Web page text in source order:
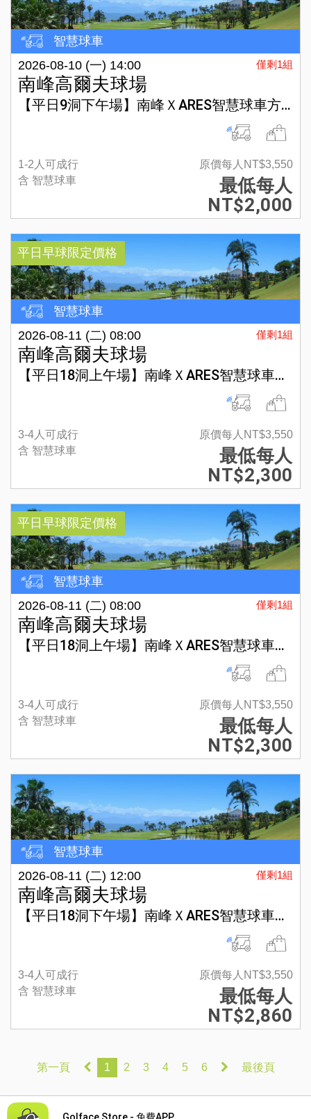
智慧球車
僅剩1組
2026-08-10 (一) 14:00
南峰高爾夫球場
【平日9洞下午場】南峰ＸARES智慧球車方案
1-2人可成行
含 智慧球車
原價每人NT$3,550
最低每人
NT$2,000
平日早球限定價格
智慧球車
僅剩1組
2026-08-11 (二) 08:00
南峰高爾夫球場
【平日18洞上午場】南峰ＸARES智慧球車方案
3-4人可成行
含 智慧球車
原價每人NT$3,550
最低每人
NT$2,300
平日早球限定價格
智慧球車
僅剩1組
2026-08-11 (二) 08:00
南峰高爾夫球場
【平日18洞上午場】南峰ＸARES智慧球車方案
3-4人可成行
含 智慧球車
原價每人NT$3,550
最低每人
NT$2,300
智慧球車
僅剩1組
2026-08-11 (二) 12:00
南峰高爾夫球場
【平日18洞下午場】南峰ＸARES智慧球車方案
3-4人可成行
含 智慧球車
原價每人NT$3,550
最低每人
NT$2,860
第一頁 1 2 3 4 5 6 最後頁